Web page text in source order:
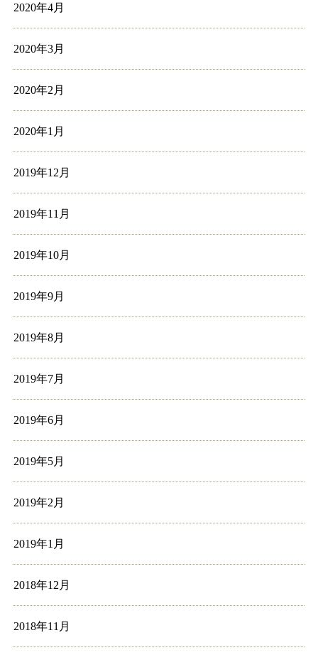
2020年4月
2020年3月
2020年2月
2020年1月
2019年12月
2019年11月
2019年10月
2019年9月
2019年8月
2019年7月
2019年6月
2019年5月
2019年2月
2019年1月
2018年12月
2018年11月